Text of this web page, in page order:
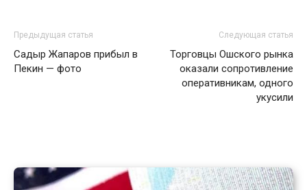
Предыдущая статья
Садыр Жапаров прибыл в
Пекин — фото
Следующая статья
Торговцы Ошского рынка
оказали сопротивление
оперативникам, одного
укусили